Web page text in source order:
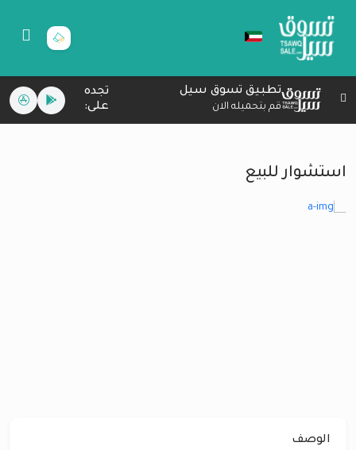
تطبيق تسوق سيل
قم بتحميله الان
تجده
على:
استشوار للبيع
الوصف